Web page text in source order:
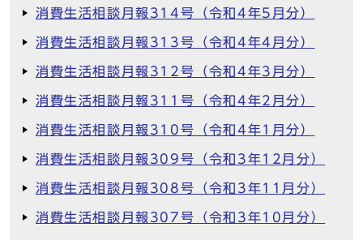
消費生活相談月報314号（令和4年5月分）
消費生活相談月報313号（令和4年4月分）
消費生活相談月報312号（令和4年3月分）
消費生活相談月報311号（令和4年2月分）
消費生活相談月報310号（令和4年1月分）
消費生活相談月報309号（令和3年12月分）
消費生活相談月報308号（令和3年11月分）
消費生活相談月報307号（令和3年10月分）